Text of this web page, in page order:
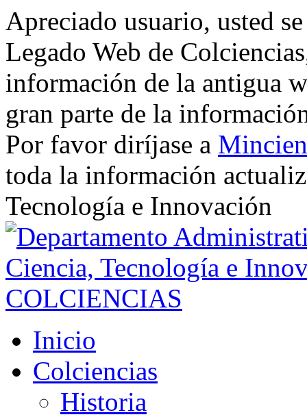
Apreciado usuario, usted
Legado Web de
información de la antigua
gran parte de la
Por favor diríjase a
toda la información
Tecnología e Innovación
Inicio
Colciencias
Historia